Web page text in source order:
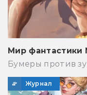
Мир фантастики
Бумеры против
Журнал